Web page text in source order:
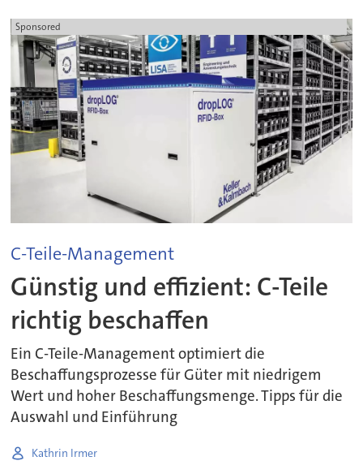
Sponsored
C-Teile-Management
Günstig und effizient: C-Teile
richtig beschaffen
Ein C-Teile-Management optimiert die
Beschaffungsprozesse für Güter mit niedrigem
Wert und hoher Beschaffungsmenge. Tipps für die
Auswahl und Einführung
Kathrin Irmer